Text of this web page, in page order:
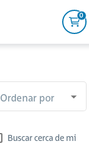
0
Ordenar por
Buscar cerca de mi